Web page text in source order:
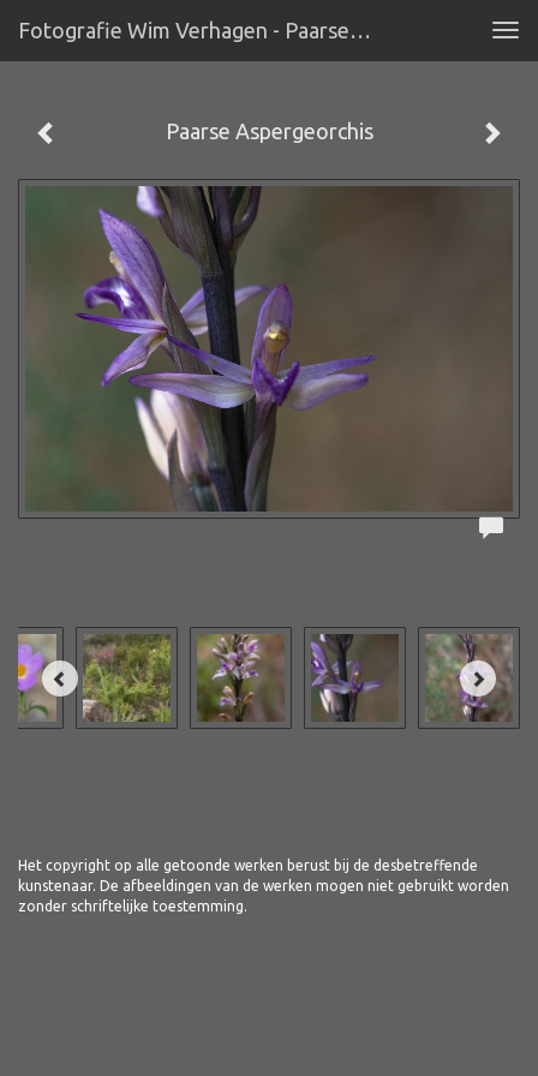
Fotografie Wim Verhagen - Paarse Aspergeorchis
Paarse Aspergeorchis
Het copyright op alle getoonde werken berust bij de desbetreffende
kunstenaar. De afbeeldingen van de werken mogen niet gebruikt worden
zonder schriftelijke toestemming.